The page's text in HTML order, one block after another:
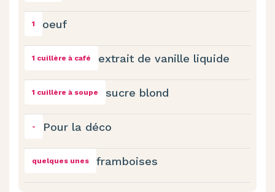
1 oeuf
1 cuillère à café extrait de vanille liquide
1 cuillère à soupe sucre blond
- Pour la déco
quelques unes framboises